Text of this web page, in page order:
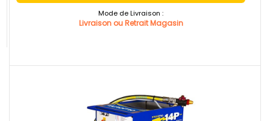
Mode de Livraison :
Livraison ou Retrait Magasin